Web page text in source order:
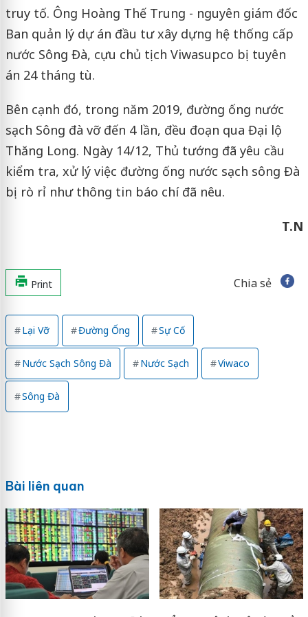
truy tố. Ông Hoàng Thế Trung - nguyên giám đốc
Ban quản lý dự án đầu tư xây dựng hệ thống cấp
nước Sông Đà, cựu chủ tịch Viwasupco bị tuyên
án 24 tháng tù.
Bên cạnh đó, trong năm 2019, đường ống nước
sạch Sông đà vỡ đến 4 lần, đều đoạn qua Đại lộ
Thăng Long. Ngày 14/12, Thủ tướng đã yêu cầu
kiểm tra, xử lý việc đường ống nước sạch sông Đà
bị rò rỉ như thông tin báo chí đã nêu.
T.N
Print Chia sẻ
Lại Vỡ Đường Ống Sự Cố
Nước Sạch Sông Đà Nước Sạch Viwaco
Sông Đà
Bài liên quan